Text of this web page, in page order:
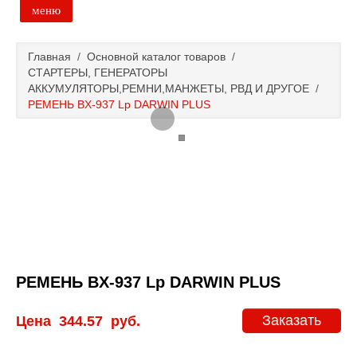
меню
Основной каталог товаров
Главная / Основной каталог товаров /
СТАРТЕРЫ, ГЕНЕРАТОРЫ
АККУМУЛЯТОРЫ,РЕМНИ,МАНЖЕТЫ, РВД И ДРУГОЕ /
РЕМЕНЬ BX-937 Lp DARWIN PLUS
РЕМЕНЬ BX-937 Lp DARWIN PLUS
Заказать
Цена 344.57 руб.